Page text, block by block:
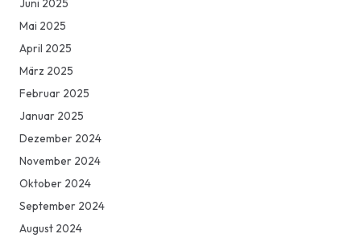
Juni 2025
Mai 2025
April 2025
März 2025
Februar 2025
Januar 2025
Dezember 2024
November 2024
Oktober 2024
September 2024
August 2024